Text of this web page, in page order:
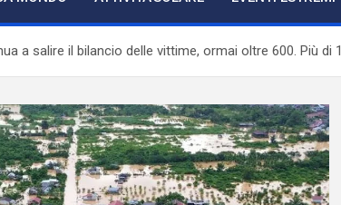
a salire il bilancio delle vittime, ormai oltre 600. Più